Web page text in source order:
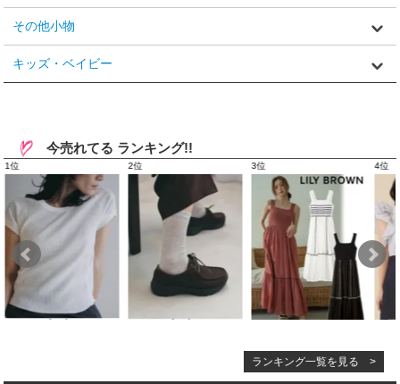
その他小物
キッズ・ベイビー
今売れてる ランキング!!
ランキング一覧を見る >